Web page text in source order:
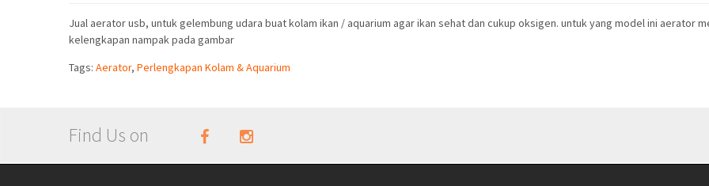
Jual aerator usb, untuk gelembung udara buat kolam ikan / aquarium agar ikan sehat dan cukup oksigen. untuk yang model ini aerator
kelengkapan nampak pada gambar
Tags: Aerator, Perlengkapan Kolam & Aquarium
Find Us on